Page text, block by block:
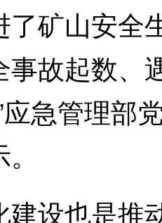
矿山安全
事故起数、
急管理部
设也是推